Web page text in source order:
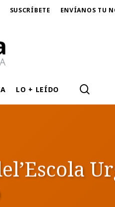
SUSCRÍBETE ENVÍANOS TU
LO + LEÍDO